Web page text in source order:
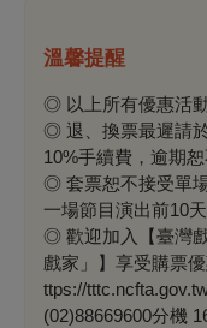
溫馨提醒
◎ 以上所有優惠活
◎ 退、換票最遲請
10%手續費，逾期恕
◎ 套票恕不接受單
一場節目演出前10
◎ 歡迎加入【臺灣
戲家」】享受購票
ttps://
(02)88669600分機